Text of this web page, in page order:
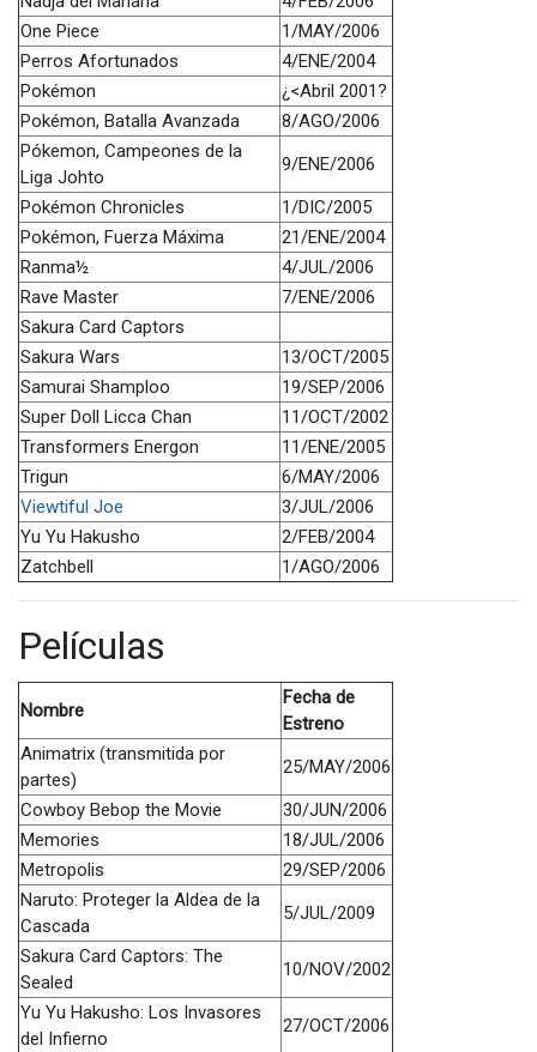
One Piece
1/MAY/2006
Perros Afortunados
4/ENE/2004
Pokémon
¿<Abril 2001?
Pokémon, Batalla Avanzada
8/AGO/2006
Pókemon, Campeones de la
Liga Johto
9/ENE/2006
Pokémon Chronicles
1/DIC/2005
Pokémon, Fuerza Máxima
21/ENE/2004
Ranma½
4/JUL/2006
Rave Master
7/ENE/2006
Sakura Card Captors
Sakura Wars
13/OCT/2005
Samurai Shamploo
19/SEP/2006
Super Doll Licca Chan
11/OCT/2002
Transformers Energon
11/ENE/2005
Trigun
6/MAY/2006
Viewtiful Joe
3/JUL/2006
Yu Yu Hakusho
2/FEB/2004
Zatchbell
1/AGO/2006
Películas
Nombre
Fecha de
Estreno
Animatrix (transmitida por
partes)
25/MAY/2006
Cowboy Bebop the Movie
30/JUN/2006
Memories
18/JUL/2006
Metropolis
29/SEP/2006
Naruto: Proteger la Aldea de la
Cascada
5/JUL/2009
Sakura Card Captors: The
Sealed
10/NOV/2002
Yu Yu Hakusho: Los Invasores
del Infierno
27/OCT/2006